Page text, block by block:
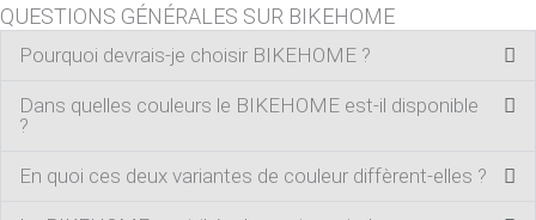
QUESTIONS GÉNÉRALES SUR BIKEHOME
Pourquoi devrais-je choisir BIKEHOME ?
Dans quelles couleurs le BIKEHOME est-il disponible
?
En quoi ces deux variantes de couleur diffèrent-elles ?